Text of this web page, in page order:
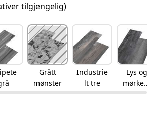
tilgjengelig)
Grått
mønster
Industrie
lt tre
Lys og
mørkegr
å